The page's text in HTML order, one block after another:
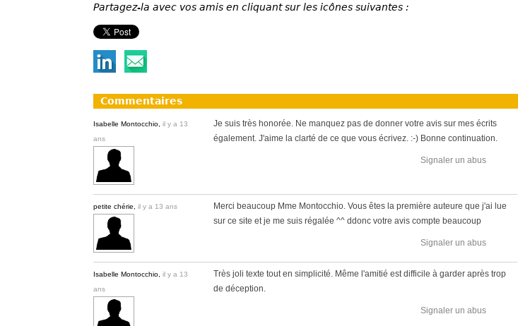
Partagez-la avec vos amis en cliquant sur les icônes suivantes :
Commentaires
Isabelle Montocchio, il y a 13
ans
Je suis très honorée. Ne manquez pas de donner votre avis sur mes écrits
également. J'aime la clarté de ce que vous écrivez. :-) Bonne continuation.
Signaler un abus
petite chérie, il y a 13 ans
Merci beaucoup Mme Montocchio. Vous êtes la première auteure que j'ai lue
sur ce site et je me suis régalée ^^ ddonc votre avis compte beaucoup
Signaler un abus
Isabelle Montocchio, il y a 13
ans
Très joli texte tout en simplicité. Même l'amitié est difficile à garder après trop
de déception.
Signaler un abus